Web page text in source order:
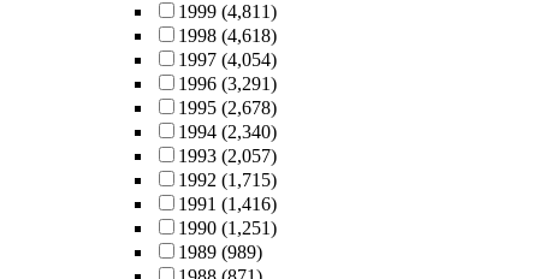
1999 (4,811)
1998 (4,618)
1997 (4,054)
1996 (3,291)
1995 (2,678)
1994 (2,340)
1993 (2,057)
1992 (1,715)
1991 (1,416)
1990 (1,251)
1989 (989)